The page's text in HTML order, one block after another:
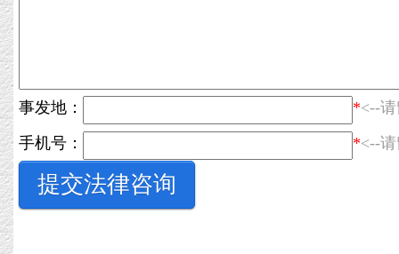
事发地： *<--
手机号：
*<--